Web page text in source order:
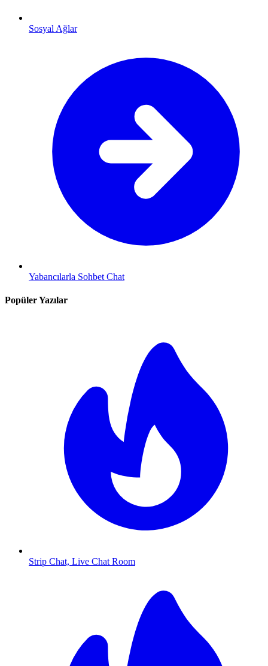
Sosyal Ağlar
Yabancılarla Sohbet Chat
Popüler Yazılar
Strip Chat, Live Chat Room